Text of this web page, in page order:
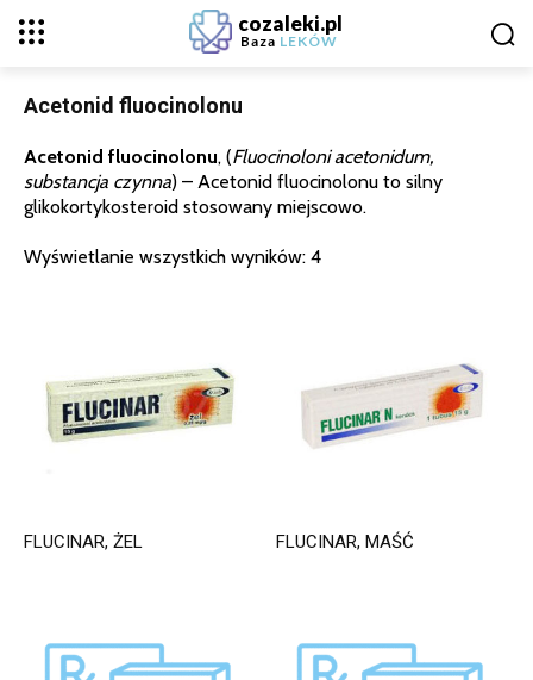
cozaleki.pl
Baza LEKÓW
Acetonid fluocinolonu
Acetonid fluocinolonu, (Fluocinoloni acetonidum,
substancja czynna) – Acetonid fluocinolonu to silny
glikokortykosteroid stosowany miejscowo.
Wyświetlanie wszystkich wyników: 4
FLUCINAR, ŻEL FLUCINAR, MAŚĆ